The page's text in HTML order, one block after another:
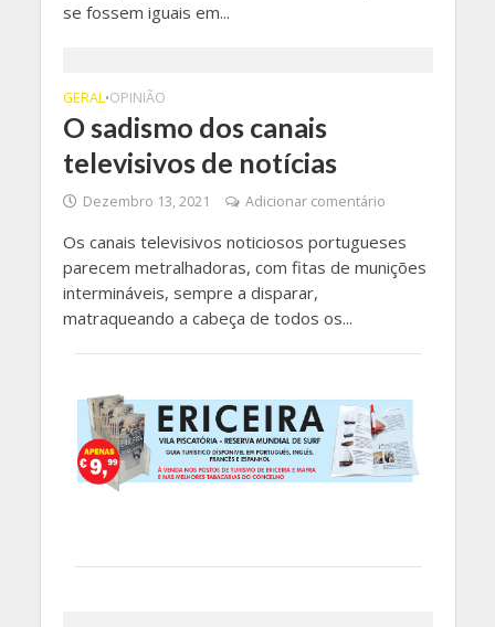
se fossem iguais em...
GERAL•OPINIÃO
O sadismo dos canais
televisivos de notícias
Dezembro 13, 2021 Adicionar comentário
Os canais televisivos noticiosos portugueses
parecem metralhadoras, com fitas de munições
intermináveis, sempre a disparar,
matraqueando a cabeça de todos os...